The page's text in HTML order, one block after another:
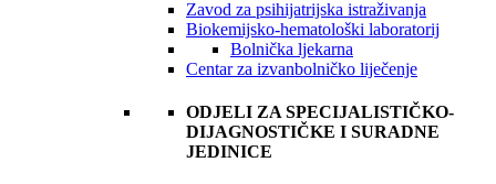
Zavod za psihijatrijska istraživanja
Biokemijsko-hematološki laboratorij
Bolnička ljekarna
Centar za izvanbolničko liječenje
ODJELI ZA SPECIJALISTIČKO-
DIJAGNOSTIČKE I SURADNE
JEDINICE